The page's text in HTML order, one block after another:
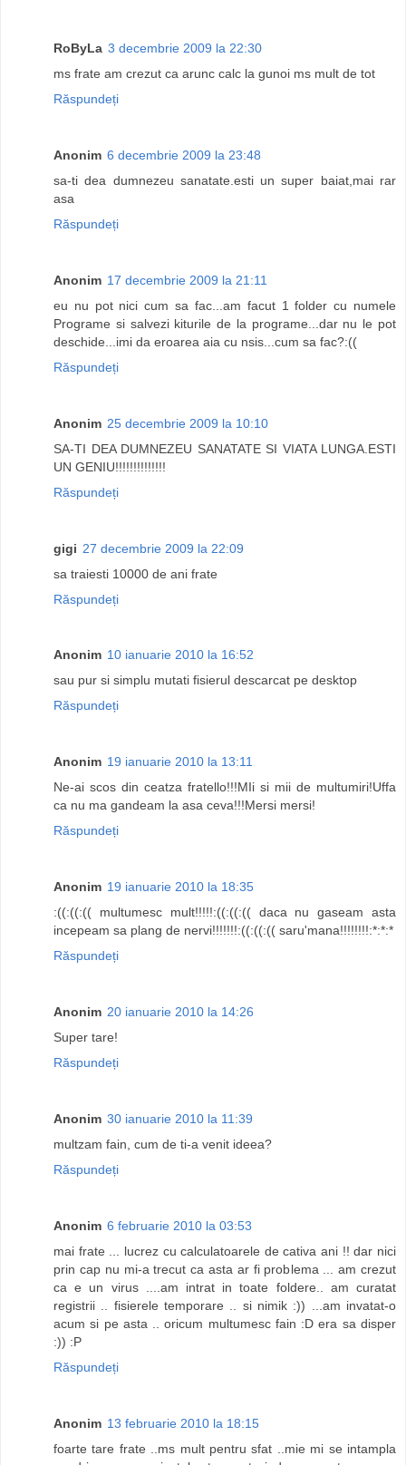
RoByLa 3 decembrie 2009 la 22:30
ms frate am crezut ca arunc calc la gunoi ms mult de tot
Răspundeți
Anonim 6 decembrie 2009 la 23:48
sa-ti dea dumnezeu sanatate.esti un super baiat,mai rar
asa
Răspundeți
Anonim 17 decembrie 2009 la 21:11
eu nu pot nici cum sa fac...am facut 1 folder cu numele
Programe si salvezi kiturile de la programe...dar nu le pot
deschide...imi da eroarea aia cu nsis...cum sa fac?:((
Răspundeți
Anonim 25 decembrie 2009 la 10:10
SA-TI DEA DUMNEZEU SANATATE SI VIATA LUNGA.ESTI
UN GENIU!!!!!!!!!!!!!!
Răspundeți
gigi 27 decembrie 2009 la 22:09
sa traiesti 10000 de ani frate
Răspundeți
Anonim 10 ianuarie 2010 la 16:52
sau pur si simplu mutati fisierul descarcat pe desktop
Răspundeți
Anonim 19 ianuarie 2010 la 13:11
Ne-ai scos din ceatza fratello!!!MIi si mii de multumiri!Uffa
ca nu ma gandeam la asa ceva!!!Mersi mersi!
Răspundeți
Anonim 19 ianuarie 2010 la 18:35
:((:((:(( multumesc mult!!!!!:((:((:(( daca nu gaseam asta
incepeam sa plang de nervi!!!!!!!:((:((:(( saru'mana!!!!!!!!:*:*:*
Răspundeți
Anonim 20 ianuarie 2010 la 14:26
Super tare!
Răspundeți
Anonim 30 ianuarie 2010 la 11:39
multzam fain, cum de ti-a venit ideea?
Răspundeți
Anonim 6 februarie 2010 la 03:53
mai frate ... lucrez cu calculatoarele de cativa ani !! dar nici
prin cap nu mi-a trecut ca asta ar fi problema ... am crezut
ca e un virus ....am intrat in toate foldere.. am curatat
registrii .. fisierele temporare .. si nimik :)) ...am invatat-o
acum si pe asta .. oricum multumesc fain :D era sa disper
:)) :P
Răspundeți
Anonim 13 februarie 2010 la 18:15
foarte tare frate ..ms mult pentru sfat ..mie mi se intampla